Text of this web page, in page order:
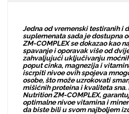
Jedna od vremenski testiranih i
suplemenata sada je dostupna
ZM-COMPLEX se dokazao kao
spavanje i oporavak više od
zahvaljujući uključivanju
poput cinka, magnezija i
iscrpiti nivoe ovih spojeva
osobe, što može uzrokovati
mišićnih proteina i kvaliteta sna.
Nutrition ZM-COMPLEX,
optimalne nivoe vitamina i
da biste bili u svom najboljem